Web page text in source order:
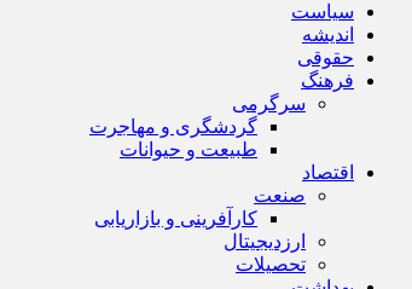
سیاست
اندیشه
حقوقی
فرهنگ
سرگرمی
گردشگری و مهاجرت
طبیعت و حیوانات
اقتصاد
صنعت
کارآفرینی و بازاریابی
ارزدیجیتال
تحصیلات